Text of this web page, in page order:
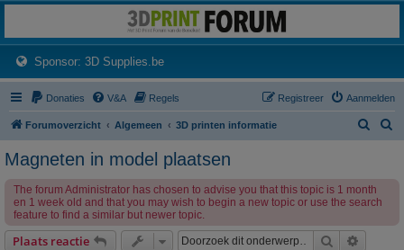
Het 3D print forum van de Benelux na de sluiting van 3dprintforum.nl
Sponsor: 3D Supplies.be(Opens a new tab)
Donaties V&A Regels Aanmelden
Registreer
Forumoverzicht Algemeen 3D printen informatie
k
Magneten in model plaatsen
The forum Administrator has chosen to advise you that this topic is 1 month
en 1 week old and that you may wish to begin a new topic or use the search
feature to find a similar but newer topic.
Plaats reactie Zoek